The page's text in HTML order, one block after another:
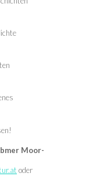
Gedichte
und Jenes
Moor-
oder